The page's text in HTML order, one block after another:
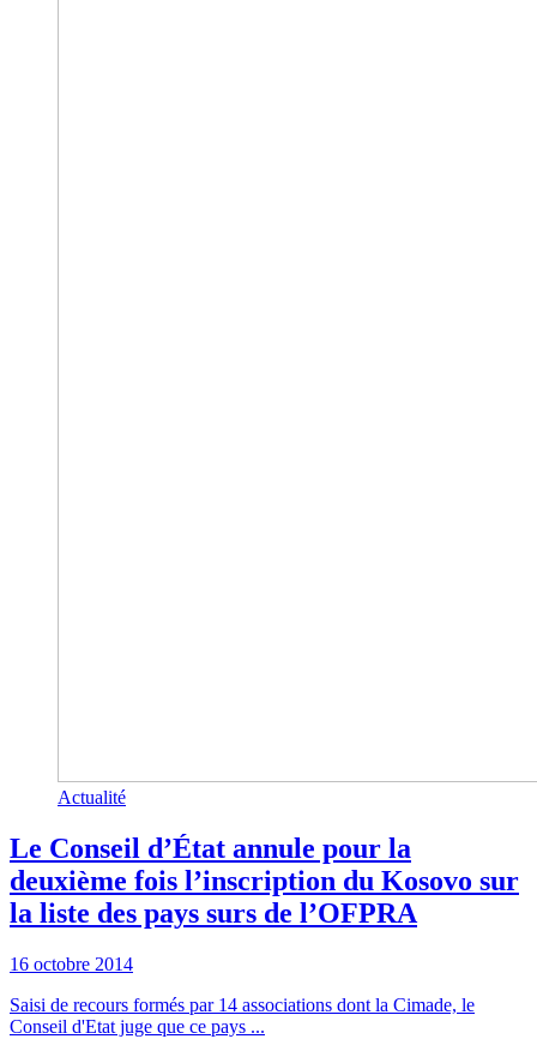
Actualité
Le Conseil d’État annule pour la
deuxième fois l’inscription du Kosovo sur
la liste des pays surs de l’OFPRA
16 octobre 2014
Saisi de recours formés par 14 associations dont la Cimade, le
Conseil d'Etat juge que ce pays ...